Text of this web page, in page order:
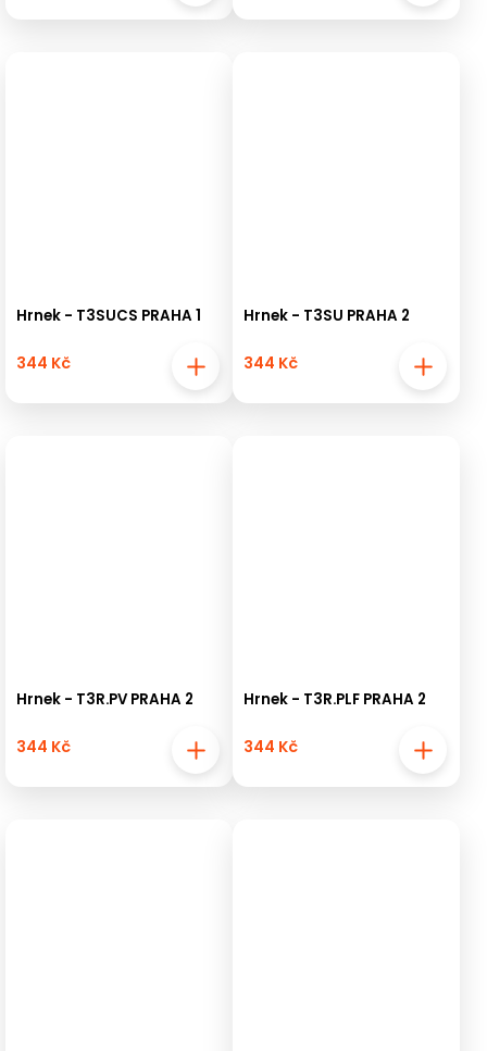
Hrnek - T3SUCS PRAHA 1
344 Kč
Hrnek - T3SU PRAHA 2
344 Kč
Hrnek - T3R.PV PRAHA 2
344 Kč
Hrnek - T3R.PLF PRAHA 2
344 Kč